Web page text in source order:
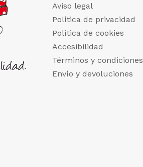
Aviso legal
Política de privacidad
Política de cookies
Accesibilidad
Términos y condiciones
Envío y devoluciones